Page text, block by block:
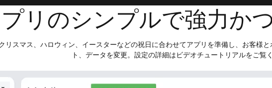
リのシンプルで強力か
リスマス、ハロウィン、イースターなどの祝日に合わせてアプリを準備し、お客様
ト、データを変更。設定の詳細はビデオチュートリアルをご覧